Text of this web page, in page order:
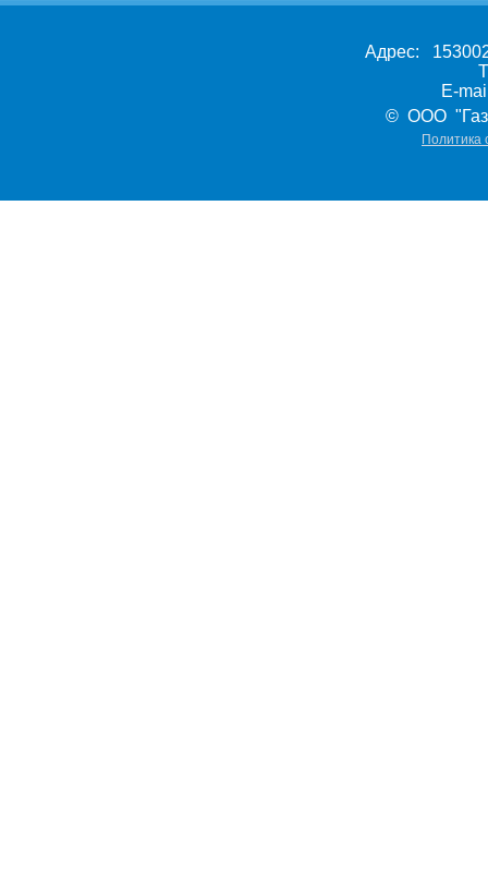
Адрес:
E-
© ООО
Политика